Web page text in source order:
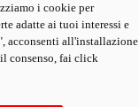
i cookie per
adatte ai tuoi interessi e
acconsenti all'installazione
consenso, fai click